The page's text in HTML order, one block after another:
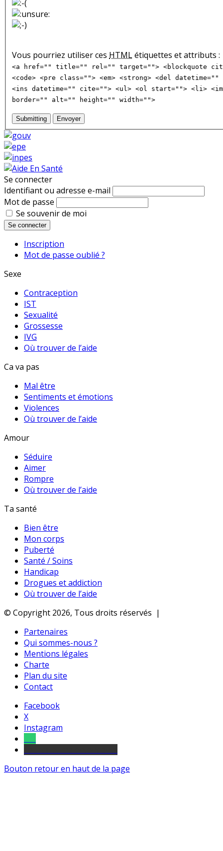
Vous pourriez utiliser ces HTMLétiquettes et attributs :
<a href="" title="" rel="" target=""> <blockquote
<code> <pre class=""> <em> <strong> <del
<ins datetime="" cite=""> <ul> <ol start=""> <li>
border="" alt="" height="" width="">
Submitting Envoyer
Se connecter
Identifiant ou adresse e-mail
Mot de passe
Se souvenir de moi
Se connecter
Inscription
Mot de passe oublié ?
Sexe
Contraception
IST
Sexualité
Grossesse
IVG
Où trouver de l’aide
Ca va pas
Mal être
Sentiments et émotions
Violences
Où trouver de l’aide
Amour
Séduire
Aimer
Rompre
Où trouver de l’aide
Ta santé
Bien être
Mon corps
Puberté
Santé / Soins
Handicap
Drogues et addiction
Où trouver de l’aide
© Copyright 2026, Tous droits réservés |
Partenaires
Qui sommes-nous ?
Mentions légales
Charte
Plan du site
Contact
Facebook
X
Instagram
Bouton retour en haut de la page